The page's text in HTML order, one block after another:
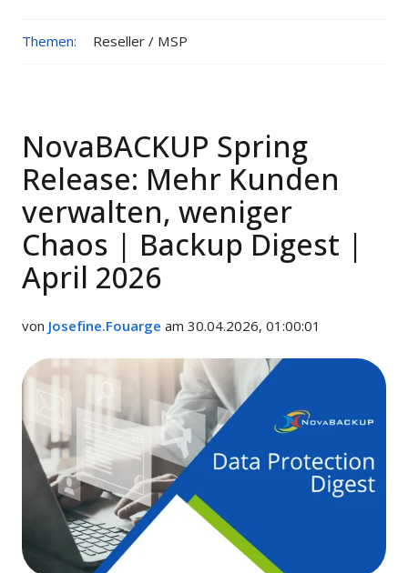
Themen: Reseller / MSP
NovaBACKUP Spring
Release: Mehr Kunden
verwalten, weniger
Chaos | Backup Digest |
April 2026
von Josefine.Fouarge am 30.04.2026, 01:00:01